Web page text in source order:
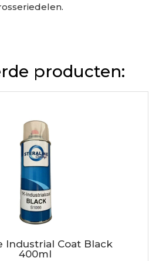
producten:
Industrial Coat Black
400ml